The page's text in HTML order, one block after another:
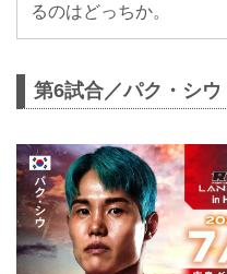
るのはどっちか。
第6試合／パク・シ